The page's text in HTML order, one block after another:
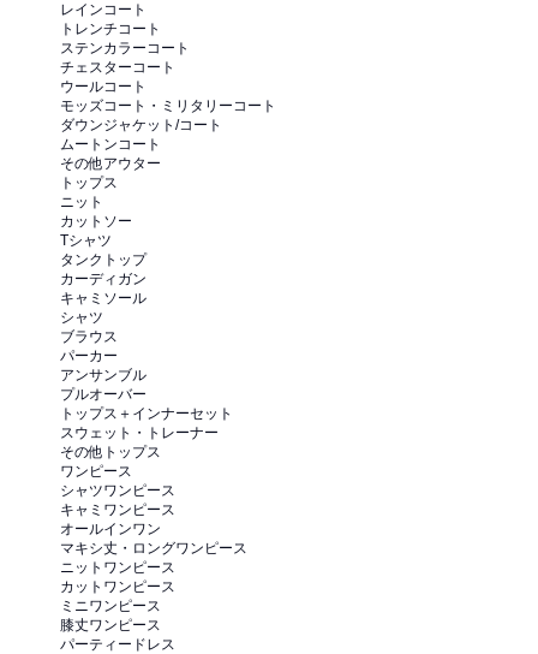
レインコート
トレンチコート
ステンカラーコート
チェスターコート
ウールコート
モッズコート・ミリタリーコート
ダウンジャケット/コート
ムートンコート
その他アウター
トップス
ニット
カットソー
Tシャツ
タンクトップ
カーディガン
キャミソール
シャツ
ブラウス
パーカー
アンサンブル
プルオーバー
トップス＋インナーセット
スウェット・トレーナー
その他トップス
ワンピース
シャツワンピース
キャミワンピース
オールインワン
マキシ丈・ロングワンピース
ニットワンピース
カットワンピース
ミニワンピース
膝丈ワンピース
パーティードレス